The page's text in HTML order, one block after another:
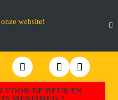
website!
VOOR DE DEUR EN